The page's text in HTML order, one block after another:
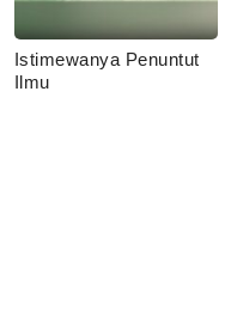
Istimewanya Penuntut
Ilmu